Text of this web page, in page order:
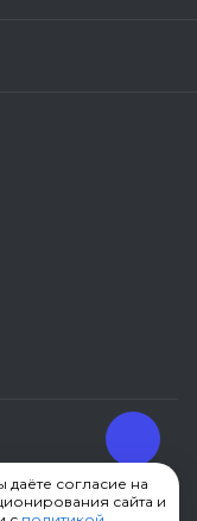
даёте согласие на
сайта и